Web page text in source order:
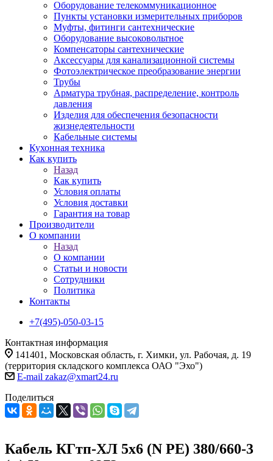
Оборудование телекоммуникационное
Пункты установки измерительных приборов
Муфты, фитинги сантехнические
Оборудование высоковольтное
Компенсаторы сантехнические
Аксессуары для канализационной системы
Фотоэлектрическое преобразование энергии
Трубы
Арматура трубная, распределение, контроль
давления
Изделия для обеспечения безопасности
жизнедеятельности
Кабельные системы
Кухонная техника
Как купить
Назад
Как купить
Условия оплаты
Условия доставки
Гарантия на товар
Производители
О компании
Назад
О компании
Статьи и новости
Сотрудники
Политика
Контакты
+7(495)-050-03-15
Контактная информация
141401, Московская область, г. Химки, ул. Рабочая, д. 19
(территория складского комплекса ОАО "Эхо")
E-mail zakaz@xmart24.ru
Поделиться
Кабель КГтп-ХЛ 5х6 (N PE) 380/660-3